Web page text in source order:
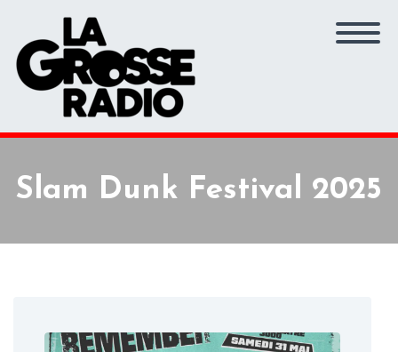
Slam Dunk Festival 2025